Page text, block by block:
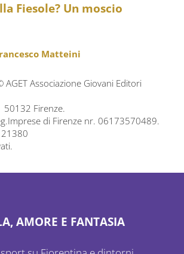
Fiesole? Un moscio
Matteini
Associazione Giovani Editori
50132 Firenze.
di Firenze nr. 06173570489.
21380
AMORE E FANTASIA